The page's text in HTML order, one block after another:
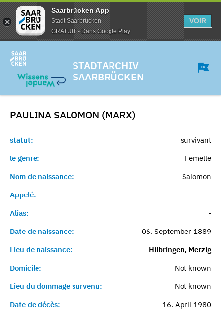
Saarbrücken App
Stadt Saarbrücken
GRATUIT - Dans Google Play
VOIR
STADTARCHIV
SAARBRÜCKEN
PAULINA SALOMON (MARX)
statut:
survivant
le genre:
Femelle
Nom de naissance:
Salomon
Appelé:
-
Alias:
-
Date de naissance:
06. September 1889
Lieu de naissance:
Hilbringen, Merzig
Domicile:
Not known
Lieu du dommage survenu:
Not known
Date de décès:
16. April 1980